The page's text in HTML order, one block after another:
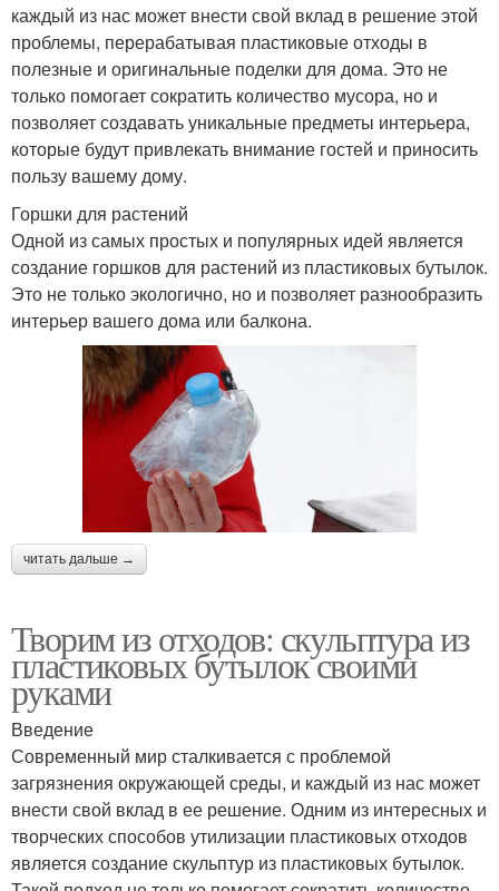
каждый из нас может внести свой вклад в решение этой
проблемы, перерабатывая пластиковые отходы в
полезные и оригинальные поделки для дома. Это не
только помогает сократить количество мусора, но и
позволяет создавать уникальные предметы интерьера,
которые будут привлекать внимание гостей и приносить
пользу вашему дому.
Горшки для растений
Одной из самых простых и популярных идей является
создание горшков для растений из пластиковых бутылок.
Это не только экологично, но и позволяет разнообразить
интерьер вашего дома или балкона.
читать дальше →
Творим из отходов: скульптура из
пластиковых бутылок своими
руками
Введение
Современный мир сталкивается с проблемой
загрязнения окружающей среды, и каждый из нас может
внести свой вклад в ее решение. Одним из интересных и
творческих способов утилизации пластиковых отходов
является создание скульптур из пластиковых бутылок.